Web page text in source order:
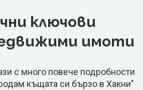
ключови
имоти
с много повече подробности
къщата си бързо в Хакни"